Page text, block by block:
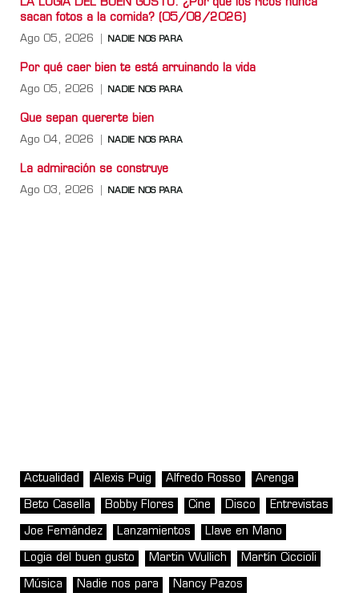
LA LOGIA DEL BUEN GUSTO: ¿Por qué los ricos nunca
sacan fotos a la comida? (05/08/2026)
Ago 05, 2026 NADIE NOS PARA
Por qué caer bien te está arruinando la vida
Ago 05, 2026 NADIE NOS PARA
Que sepan quererte bien
Ago 04, 2026 NADIE NOS PARA
La admiración se construye
Ago 03, 2026 NADIE NOS PARA
Actualidad Alexis Puig Alfredo Rosso Arenga
Beto Casella Bobby Flores Cine Disco Entrevistas
Joe Fernández Lanzamientos Llave en Mano
Logia del buen gusto Martin Wullich Martín Ciccioli
Música Nadie nos para Nancy Pazos